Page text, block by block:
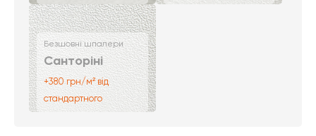
Безшовні шпалери
Санторіні
+380 грн/м² від
стандартного